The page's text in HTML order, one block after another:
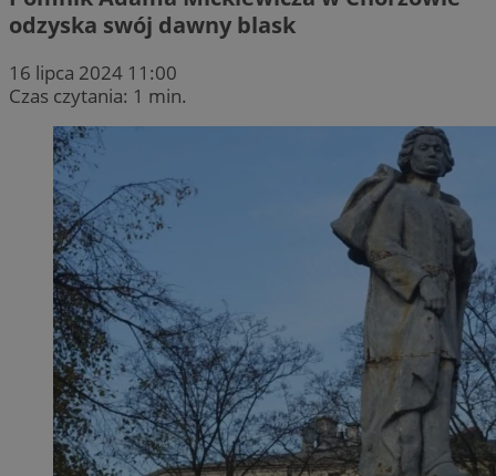
odzyska swój dawny blask
16 lipca 2024 11:00
Czas czytania: 1 min.